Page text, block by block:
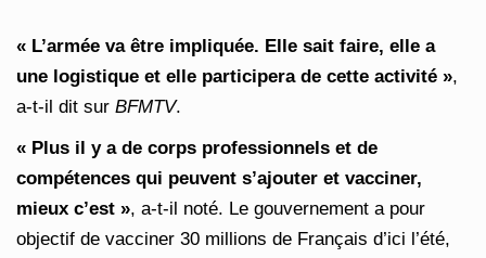
« L’armée va être impliquée. Elle sait faire, elle a
une logistique et elle participera de cette activité »,
a-t-il dit sur BFMTV.
« Plus il y a de corps professionnels et de
compétences qui peuvent s’ajouter et vacciner,
mieux c’est », a-t-il noté. Le gouvernement a pour
objectif de vacciner 30 millions de Français d’ici l’été,